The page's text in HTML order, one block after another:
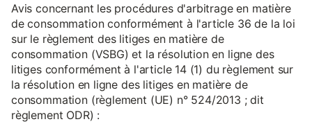
Avis concernant les procédures d'arbitrage en matière
de consommation conformément à l'article 36 de la loi
sur le règlement des litiges en matière de
consommation (VSBG) et la résolution en ligne des
litiges conformément à l'article 14 (1) du règlement sur
la résolution en ligne des litiges en matière de
consommation (règlement (UE) n° 524/2013 ; dit
règlement ODR) :